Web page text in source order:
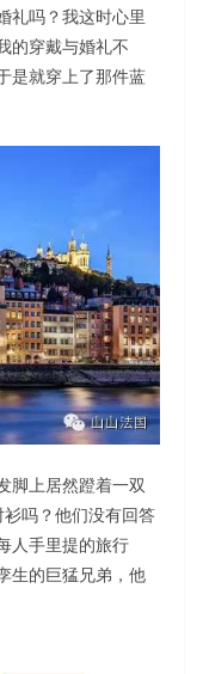
礼吗？我这时心里
的穿戴与婚礼不
是就穿上了那件蓝
脚上居然蹬着一双
吗？他们没有回答
人手里提的旅行
生的巨猛兄弟，他